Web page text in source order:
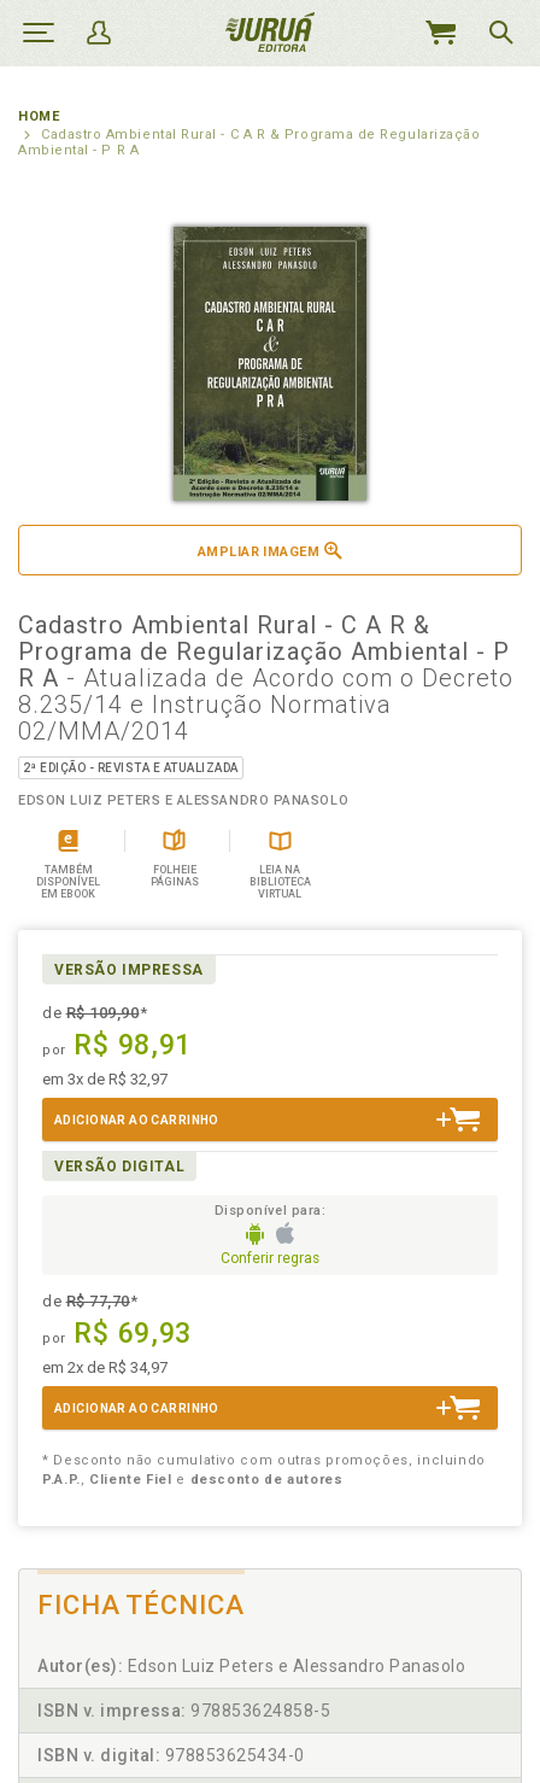
MEU
HOME
Cadastro Ambiental Rural - C A R & Programa de Regularização
Ambiental - P R A
AMPLIAR IMAGEM
Cadastro Ambiental Rural - C A R &
Programa de Regularização Ambiental - P
R A - Atualizada de Acordo com o Decreto
8.235/14 e Instrução Normativa
02/MMA/2014
2ª EDIÇÃO - REVISTA E ATUALIZADA
EDSON LUIZ PETERS E ALESSANDRO PANASOLO
TAMBÉM
DISPONÍVEL
EM EBOOK
FOLHEIE
PÁGINAS
LEIA NA
BIBLIOTECA
VIRTUAL
VERSÃO IMPRESSA
deR$ 109,90*
por R$ 98,91
em 3x de R$ 32,97
ADICIONAR AO CARRINHO
VERSÃO DIGITAL
Disponível para:
Conferir regras
deR$ 77,70*
por R$ 69,93
em 2x de R$ 34,97
ADICIONAR AO CARRINHO
* Desconto não cumulativo com outras promoções, incluindo
P.A.P., Cliente Fiel e desconto de autores
FICHA TÉCNICA
Autor(es): Edson Luiz Peters e Alessandro Panasolo
ISBN v. impressa: 978853624858-5
ISBN v. digital: 978853625434-0